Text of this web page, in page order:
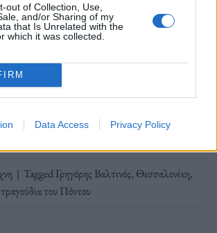
out of Collection, Use,
and/or Sharing of my
that Is Unrelated with the
which it was collected.
Data Access Privacy Policy
«σμίγει» με τους
ήχους σε μια γιορτή συναδέλφωσης
Διαβάστε περισσότερα→
| TaggedΓρηγόρης Βαλτινός, Θεσσαλονίκη,
τραγούδια του Πόντου